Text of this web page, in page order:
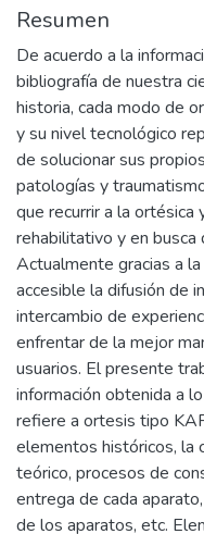
Resumen
De acuerdo a la
bibliografía de nuestra
historia, cada modo de
y su nivel tecnológico
de solucionar sus
patologías y
que recurrir a la ortésica
rehabilitativo y en busca
Actualmente gracias a
accesible la difusión de
intercambio de
enfrentar de la mejor
usuarios. El presente
información obtenida a
refiere a ortesis tipo
elementos históricos, la
teórico, procesos de
entrega de cada
de los aparatos, etc.